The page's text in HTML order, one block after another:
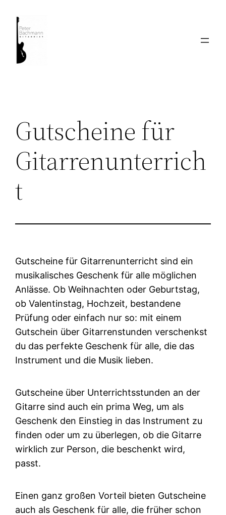
Inhalt
springen
Gutscheine für
Gitarrenunterrich
t
Gutscheine für Gitarrenunterricht sind ein
musikalisches Geschenk für alle möglichen
Anlässe. Ob Weihnachten oder Geburtstag,
ob Valentinstag, Hochzeit, bestandene
Prüfung oder einfach nur so: mit einem
Gutschein über Gitarrenstunden verschenkst
du das perfekte Geschenk für alle, die das
Instrument und die Musik lieben.
Gutscheine über Unterrichtsstunden an der
Gitarre sind auch ein prima Weg, um als
Geschenk den Einstieg in das Instrument zu
finden oder um zu überlegen, ob die Gitarre
wirklich zur Person, die beschenkt wird,
passt.
Einen ganz großen Vorteil bieten Gutscheine
auch als Geschenk für alle, die früher schon